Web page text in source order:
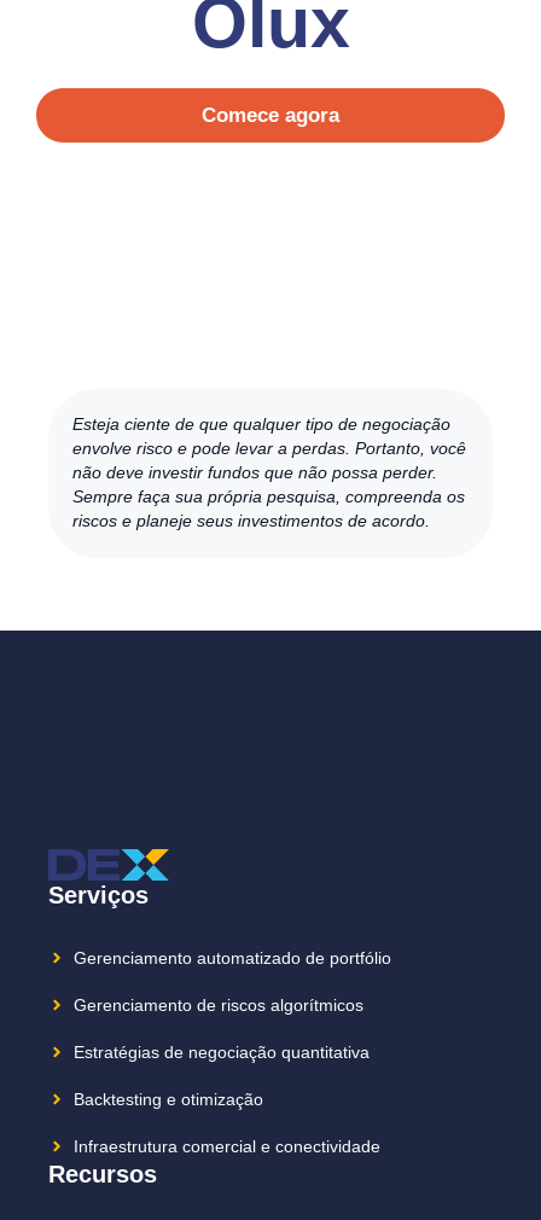
Olux
Comece agora
Esteja ciente de que qualquer tipo de negociação
envolve risco e pode levar a perdas. Portanto, você
não deve investir fundos que não possa perder.
Sempre faça sua própria pesquisa, compreenda os
riscos e planeje seus investimentos de acordo.
Serviços
Gerenciamento automatizado de portfólio
Gerenciamento de riscos algorítmicos
Estratégias de negociação quantitativa
Backtesting e otimização
Infraestrutura comercial e conectividade
Recursos